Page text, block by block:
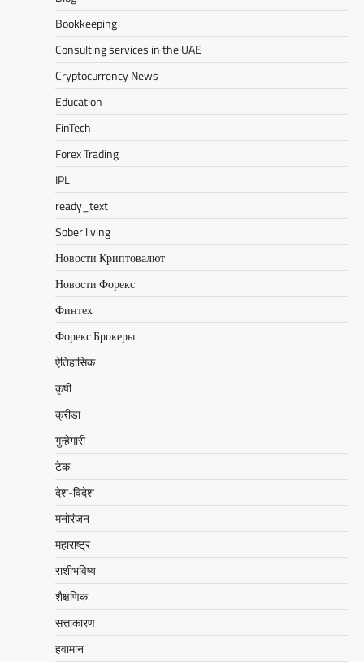
Bookkeeping
Consulting services in the UAE
Cryptocurrency News
Education
FinTech
Forex Trading
IPL
ready_text
Sober living
Новости Криптовалют
Новости Форекс
Финтех
Форекс Брокеры
ऐतिहासिक
कृषी
क्रीडा
गुन्हेगारी
टेक
देश-विदेश
मनोरंजन
महाराष्ट्र
राशीभविष्य
शैक्षणिक
सत्ताकारण
हवामान